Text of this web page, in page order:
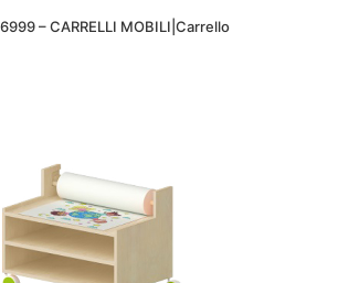
– CARRELLI MOBILI|Carrello